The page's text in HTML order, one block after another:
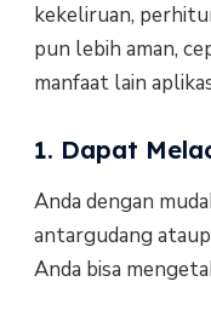
kekeliruan,
pun lebih aman,
manfaat lain
1. Dapat
Anda dengan
antargudang
Anda bisa